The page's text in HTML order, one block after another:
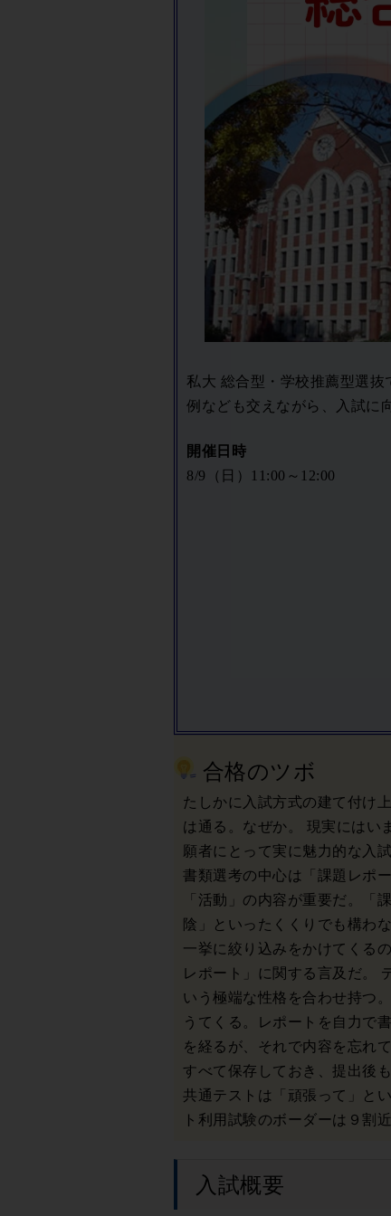
私大 総合型・学校推薦型選抜
例なども交えながら、入試に
開催日時
8/9（日）11:00～12:00
合格のツボ
たしかに入試方式の建て付け
は通る。なぜか。 現実にはい
願者にとって実に魅力的な入
書類選考の中心は「課題レポ
「活動」の内容が重要だ。「
陰」といったくくりでも構わな
一挙に絞り込みをかけてくる
レポート」に関する言及だ。
いう極端な性格を合わせ持つ
うてくる。レポートを自力で
を経るが、それで内容を忘れ
すべて保存しておき、提出後
共通テストは「頑張って」と
ト利用試験のボーダーは９割
入試概要